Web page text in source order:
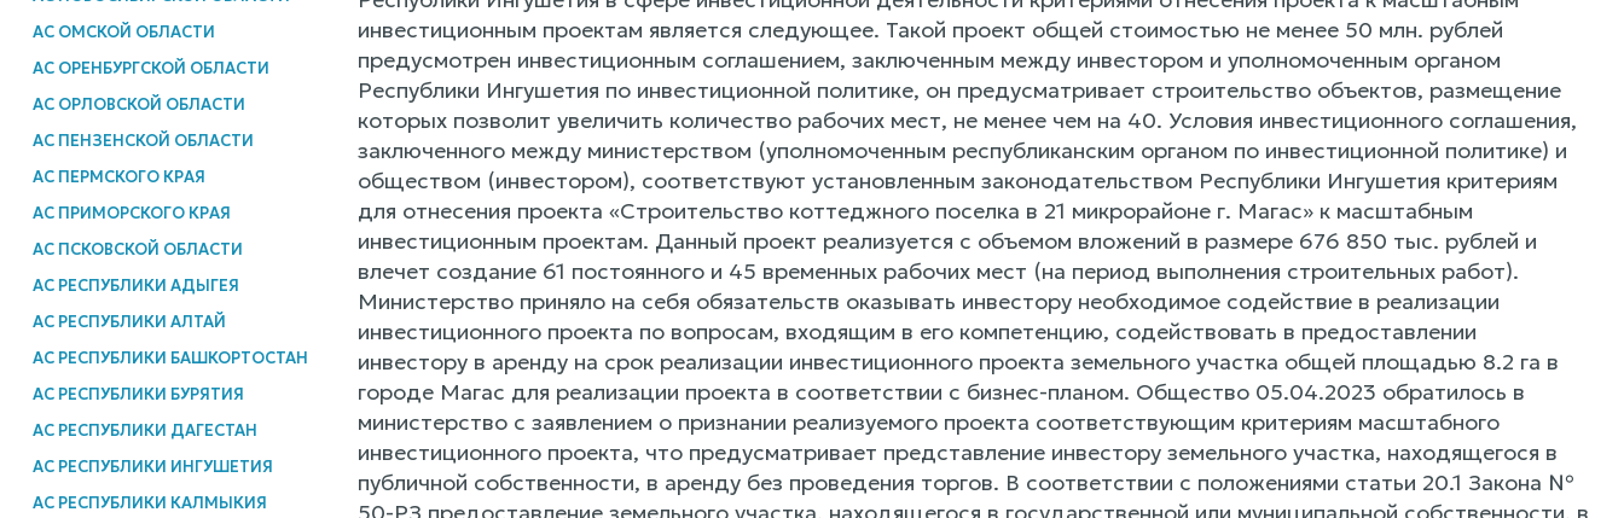
АС ОМСКОЙ ОБЛАСТИ
АС ОРЕНБУРГСКОЙ ОБЛАСТИ
АС ОРЛОВСКОЙ ОБЛАСТИ
АС ПЕНЗЕНСКОЙ ОБЛАСТИ
АС ПЕРМСКОГО КРАЯ
АС ПРИМОРСКОГО КРАЯ
АС ПСКОВСКОЙ ОБЛАСТИ
АС РЕСПУБЛИКИ АДЫГЕЯ
АС РЕСПУБЛИКИ АЛТАЙ
АС РЕСПУБЛИКИ БАШКОРТОСТАН
АС РЕСПУБЛИКИ БУРЯТИЯ
АС РЕСПУБЛИКИ ДАГЕСТАН
АС РЕСПУБЛИКИ ИНГУШЕТИЯ
АС РЕСПУБЛИКИ КАЛМЫКИЯ
инвестиционным проектам является следующее. Такой проект общей стоимостью не менее 50 млн. рублей
предусмотрен инвестиционным соглашением, заключенным между инвестором и уполномоченным органом
Республики Ингушетия по инвестиционной политике, он предусматривает строительство объектов, размещение
которых позволит увеличить количество рабочих мест, не менее чем на 40. Условия инвестиционного соглашения,
заключенного между министерством (уполномоченным республиканским органом по инвестиционной политике) и
обществом (инвестором), соответствуют установленным законодательством Республики Ингушетия критериям
для отнесения проекта «Строительство коттеджного поселка в 21 микрорайоне г. Магас» к масштабным
инвестиционным проектам. Данный проект реализуется с объемом вложений в размере 676 850 тыс. рублей и
влечет создание 61 постоянного и 45 временных рабочих мест (на период выполнения строительных работ).
Министерство приняло на себя обязательств оказывать инвестору необходимое содействие в реализации
инвестиционного проекта по вопросам, входящим в его компетенцию, содействовать в предоставлении
инвестору в аренду на срок реализации инвестиционного проекта земельного участка общей площадью 8.2 га в
городе Магас для реализации проекта в соответствии с бизнес-планом. Общество 05.04.2023 обратилось в
министерство с заявлением о признании реализуемого проекта соответствующим критериям масштабного
инвестиционного проекта, что предусматривает представление инвестору земельного участка, находящегося в
публичной собственности, в аренду без проведения торгов. В соответствии с положениями статьи 20.1 Закона №